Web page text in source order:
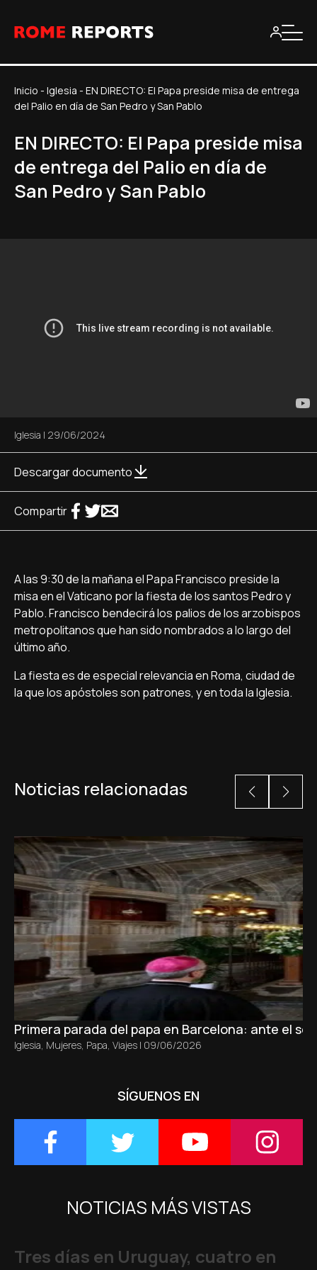
Inicio - Iglesia - EN DIRECTO: El Papa preside misa de entrega
del Palio en día de San Pedro y San Pablo
EN DIRECTO: El Papa preside misa
de entrega del Palio en día de
San Pedro y San Pablo
Iglesia | 29/06/2024
Descargar documento
Compartir
A las 9:30 de la mañana el Papa Francisco preside la
misa en el Vaticano por la fiesta de los santos Pedro y
Pablo. Francisco bendecirá los palios de los arzobispos
metropolitanos que han sido nombrados a lo largo del
último año.
La fiesta es de especial relevancia en Roma, ciudad de
la que los apóstoles son patrones, y en toda la Iglesia.
Noticias relacionadas
Primera parada del papa en Barcelona: ante el
Iglesia, Mujeres, Papa, Viajes | 09/06/2026
SÍGUENOS EN
NOTICIAS MÁS VISTAS
Tres días en Uruguay, cuatro en